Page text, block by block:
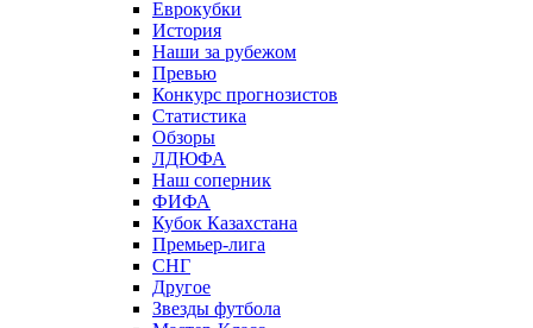
Еврокубки
История
Наши за рубежом
Превью
Конкурс прогнозистов
Статистика
Обзоры
ЛДЮФА
Наш соперник
ФИФА
Кубок Казахстана
Премьер-лига
СНГ
Другое
Звезды футбола